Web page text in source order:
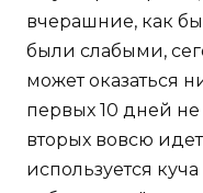
вчерашние, как
были слабыми,
может оказаться
первых 10 дней
вторых вовсю идет
используется